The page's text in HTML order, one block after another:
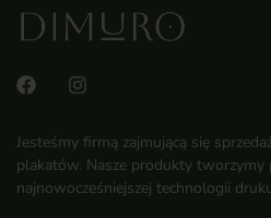
Jesteśmy firmą zajmującą się
plakatów. Nasze produkty tworzymy
najnowocześniejszej technologii